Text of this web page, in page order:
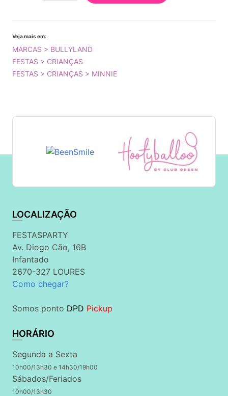
Veja mais em:
MARCAS > BULLYLAND
FESTAS > CRIANÇAS
FESTAS > CRIANÇAS > MINNIE
LOCALIZAÇÃO
FESTASPARTY
Av. Diogo Cão, 16B
Infantado
2670-327 LOURES
Como chegar?
Somos ponto DPD Pickup
HORÁRIO
Segunda a Sexta
10h00/13h30 e 14h30/19h00
Sábados/Feriados
10h00/13h30